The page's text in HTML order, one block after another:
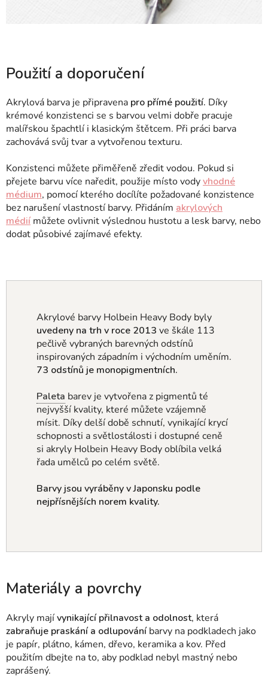
Použití a doporučení
Akrylová barva je připravena pro přímé použití. Díky
krémové konzistenci se s barvou velmi dobře pracuje
malířskou špachtlí i klasickým štětcem. Při práci barva
zachovává svůj tvar a vytvořenou texturu.
Konzistenci můžete přiměřeně zředit vodou. Pokud si
přejete barvu více naředit, použije místo vodyvhodné
médium, pomocí kterého docílíte požadované konzistence
bez narušení vlastností barvy. Přidáním akrylových
médií můžete ovlivnit výslednou hustotu a lesk barvy, nebo
dodat působivé zajímavé efekty.
Akrylové barvy Holbein Heavy Body byly
uvedeny na trh v roce 2013 ve škále 113
pečlivě vybraných barevných odstínů
inspirovaných západním i východním uměním.
73 odstínů je monopigmentních.
Paleta barev je vytvořena z pigmentů té
nejvyšší kvality, které můžete vzájemně
mísit. Díky delší době schnutí, vynikající krycí
schopnosti a světlostálosti i dostupné ceně
si akryly Holbein Heavy Body oblíbila velká
řada umělců po celém světě.
Barvy jsou vyráběny v Japonsku podle
nejpřísnějších norem kvality.
Materiály a povrchy
Akryly majívynikající přilnavost a odolnost, která
zabraňuje praskání a odlupováníbarvy na podkladech jako
je papír, plátno, kámen, dřevo, keramika a kov. Před
použitím dbejte na to, aby podklad nebyl mastný nebo
zaprášený.